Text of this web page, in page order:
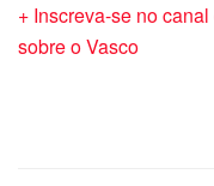
+ Inscreva-se no
sobre o Vasco